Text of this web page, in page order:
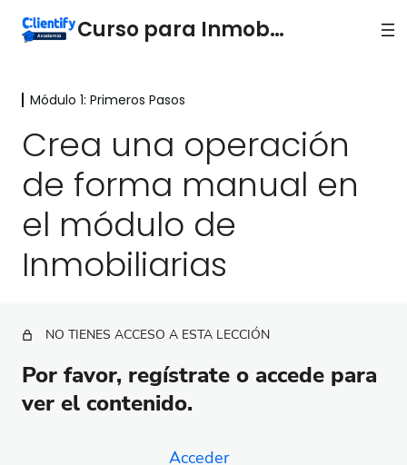
Curso para Inmobiliarias
Módulo 1: Primeros Pasos
Crea tu inmueble en Clientify para Inmobiliarias
Asigna contactos a tus inmuebles
Agrega información adicional a tus inmuebles
Crea una operación de forma manual en el
módulo de Inmobiliarias
inmobiliarias
2 lecciones
Módulo 1: Primeros Pasos
Crea una operación
de forma manual en
el módulo de
Inmobiliarias
NO TIENES ACCESO A ESTA LECCIÓN
Por favor, regístrate o accede para
ver el contenido.
Acceder